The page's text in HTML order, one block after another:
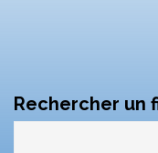
Rechercher un